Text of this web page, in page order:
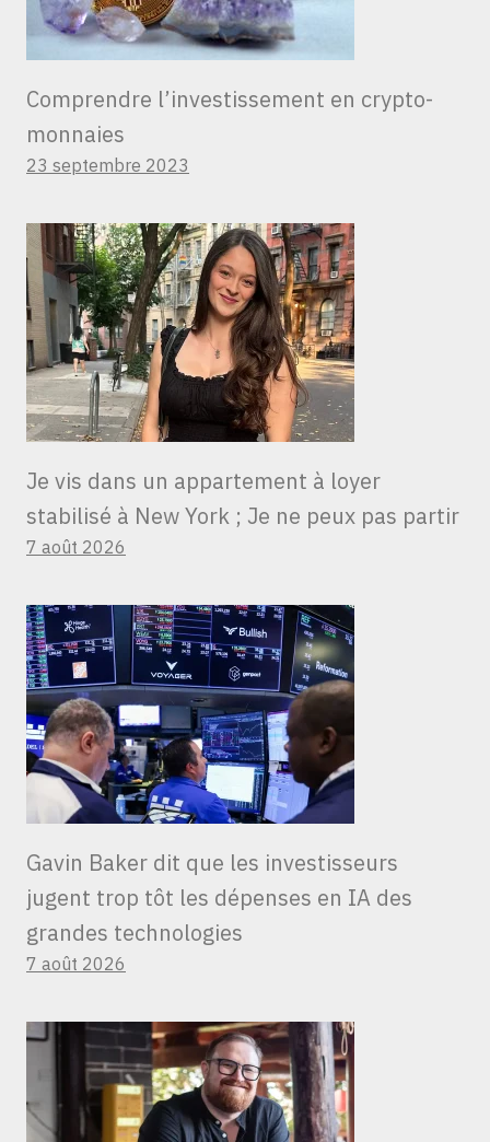
Comprendre l’investissement en crypto-
monnaies
23 septembre 2023
Je vis dans un appartement à loyer
stabilisé à New York ; Je ne peux pas partir
7 août 2026
Gavin Baker dit que les investisseurs
jugent trop tôt les dépenses en IA des
grandes technologies
7 août 2026